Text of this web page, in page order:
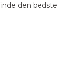
den bedste